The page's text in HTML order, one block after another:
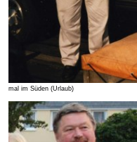
mal im Süden (Urlaub)